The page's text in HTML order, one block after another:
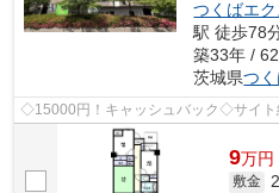
つくばエ
駅 徒歩78
築33年 /
茨城県つ
◇15000円！キャッシュバック◇サイト
9万円
敷金